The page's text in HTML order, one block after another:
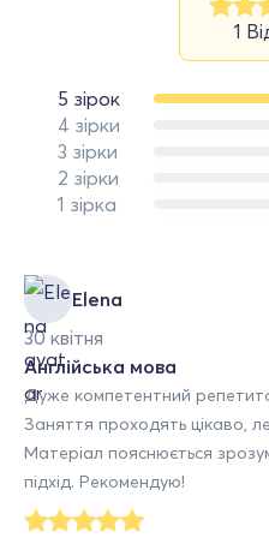
1
5 зірок
4 зірки
3 зірки
2 зірки
1 зірка
Elena
30 квітня
Англійська мова
Дуже компетентний
Заняття проходять цікаво,
Матеріал пояснюється
підхід. Рекомендую!